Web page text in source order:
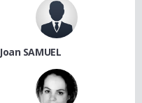
Joan SAMUEL